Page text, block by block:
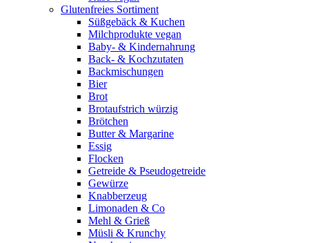
Glutenfreies Sortiment
Süßgebäck & Kuchen
Milchprodukte vegan
Baby- & Kindernahrung
Back- & Kochzutaten
Backmischungen
Bier
Brot
Brotaufstrich würzig
Brötchen
Butter & Margarine
Essig
Flocken
Getreide & Pseudogetreide
Gewürze
Knabberzeug
Limonaden & Co
Mehl & Grieß
Müsli & Krunchy